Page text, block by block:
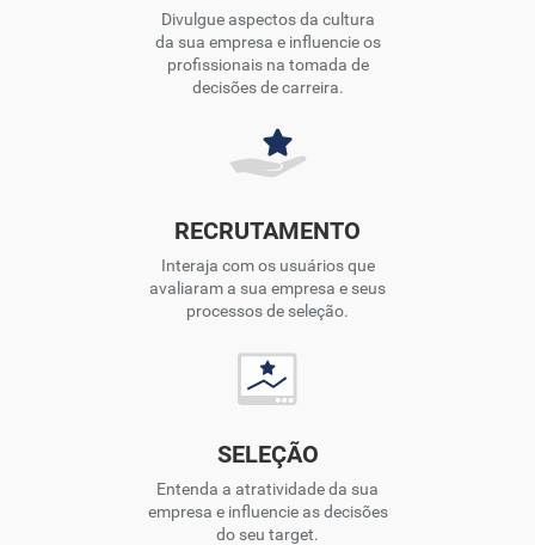
Divulgue aspectos da cultura
da sua empresa e influencie os
profissionais na tomada de
decisões de carreira.
RECRUTAMENTO
Interaja com os usuários que
avaliaram a sua empresa e seus
processos de seleção.
SELEÇÃO
Entenda a atratividade da sua
empresa e influencie as decisões
do seu target.